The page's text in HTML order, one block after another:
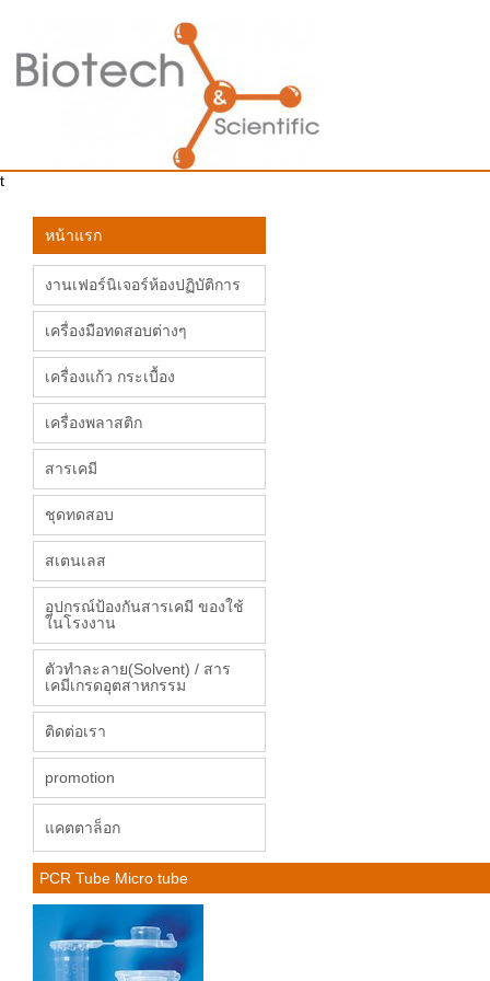
t
หน้าแรก
งานเฟอร์นิเจอร์ห้องปฏิบัติการ
เครื่องมือทดสอบต่างๆ
เครื่องแก้ว กระเบื้อง
เครื่องพลาสติก
สารเคมี
ชุดทดสอบ
สเตนเลส
อุปกรณ์ป้องกันสารเคมี ของใช้
ในโรงงาน
ตัวทำละลาย(Solvent) / สาร
เคมีเกรดอุตสาหกรรม
ติดต่อเรา
promotion
แคตตาล็อก
PCR Tube Micro tube